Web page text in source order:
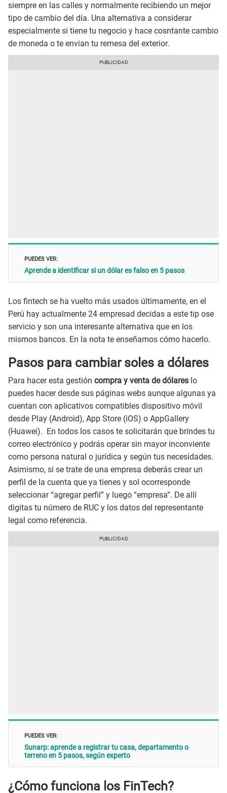
siempre en las calles y normalmente recibiendo un mejor
tipo de cambio del día. Una alternativa a considerar
especialmente si tiene tu negocio y hace cosntante cambio
de moneda o te envian tu remesa del exterior.
PUEDES VER:
Aprende a identificar si un dólar es falso en 5 pasos
Los fintech se ha vuelto más usados últimamente, en el
Perú hay actualmente 24 empresad decidas a este tip ose
servicio y son una interesante alternativa que en los
mismos bancos. En la nota te enseñamos cómo hacerlo.
Pasos para cambiar soles a dólares
Para hacer esta gestión compra y venta de dólares lo
puedes hacer desde sus páginas webs aunque algunas ya
cuentan con aplicativos compatibles dispositivo móvil
desde Play (Android), App Store (iOS) o AppGallery
(Huawei). En todos los casos te solicitarán que brindes tu
correo electrónico y podrás operar sin mayor inconviente
como persona natural o jurídica y según tus necesidades.
Asimismo, si se trate de una empresa deberás crear un
perfil de la cuenta que ya tienes y sol ocorresponde
seleccionar “agregar perfil” y luego “empresa”. De allí
digitas tu número de RUC y los datos del representante
legal como referencia.
PUEDES VER:
Sunarp: aprende a registrar tu casa, departamento o
terreno en 5 pasos, según experto
¿Cómo funciona los FinTech?